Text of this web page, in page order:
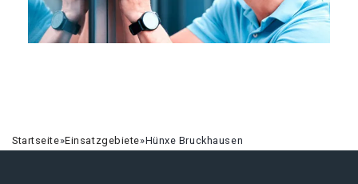
Startseite»Einsatzgebiete»Hünxe Bruckhausen